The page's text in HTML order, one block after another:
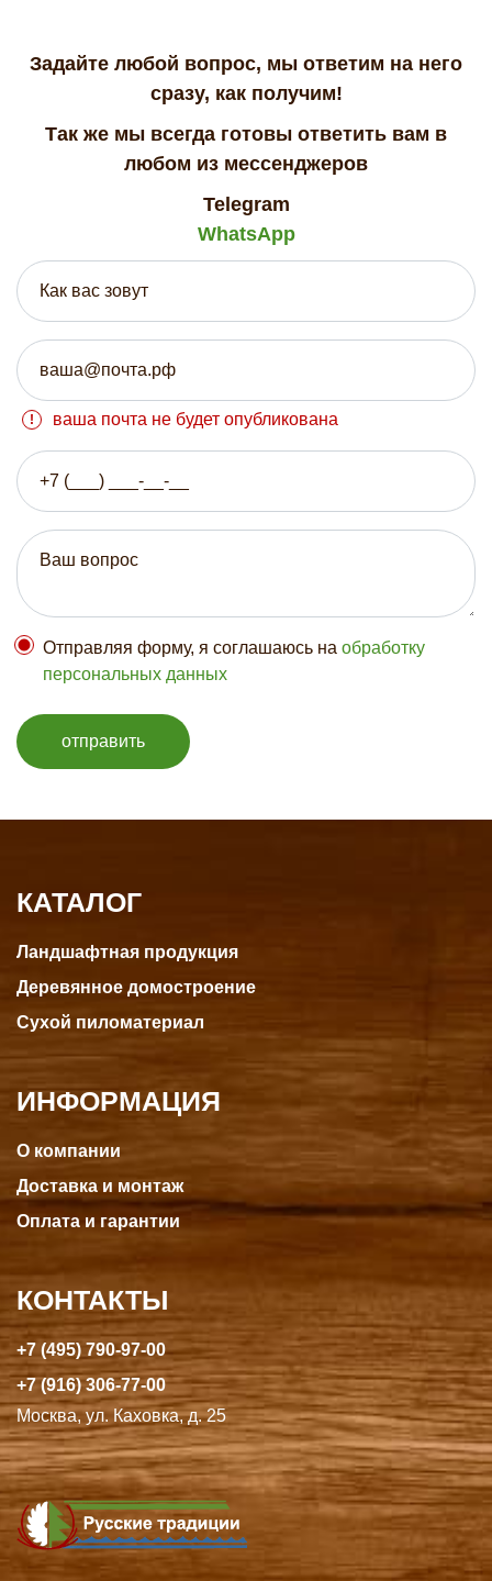
Задайте любой вопрос, мы ответим на него
сразу, как получим!
Так же мы всегда готовы ответить вам в
любом из мессенджеров
Telegram
WhatsApp
ваша почта не будет опубликована
Отправляя форму, я соглашаюсь на обработку
персональных данных
отправить
КАТАЛОГ
Ландшафтная продукция
Деревянное домостроение
Сухой пиломатериал
ИНФОРМАЦИЯ
О компании
Доставка и монтаж
Оплата и гарантии
КОНТАКТЫ
+7 (495) 790-97-00
+7 (916) 306-77-00
Москва, ул. Каховка, д. 25